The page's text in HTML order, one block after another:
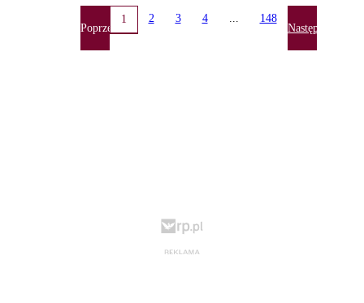
Poprzednia
1 2 3 4 ... 148
Następna